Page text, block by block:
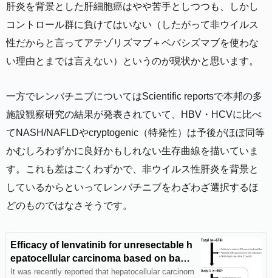
肝炎を背景とした肝細胞癌はやや苦手としつつも、しかし
コントロール群に負けてはいない（したがって非ウイルス
性だからと言ってアテゾリズマブ＋ベバシズマブを使わな
い理由とまでは言えない）というのが現状かと思います。
一方でレンバチニブについてはScientific reportsで本邦の多
施設観察研究の結果が発表されていて、HBV・HCVに比べ
てNASH/NAFLDやcryptogenic（特発性）は予後がほぼ同等
かむしろわずかに良好かもしれない生存曲線を描いていま
す。これも差はごくわずかで、非ウイルス性肝炎を背景と
しているからといってレンバチニブをわざわざ選択するほ
どのものではなさそうです。
Efficacy of lenvatinib for unresectable h
epatocellular carcinoma based on back
ground liver disease etiology: multi-cent
It was recently reported that hepatocellular carcinom